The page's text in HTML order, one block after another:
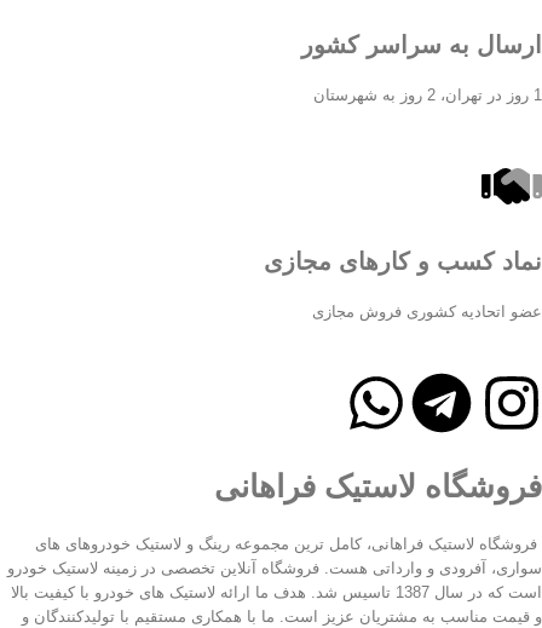
ارسال به سراسر کشور
1 روز در تهران، 2 روز به شهرستان
نماد کسب و کارهای مجازی
عضو اتحادیه کشوری فروش مجازی
فروشگاه لاستیک فراهانی
فروشگاه لاستیک فراهانی، کامل ترین مجموعه رینگ و لاستیک خودروهای های
سواری، آفرودی و وارداتی هست. فروشگاه آنلاین تخصصی در زمینه لاستیک خودرو
است که در سال 1387 تاسیس شد. هدف ما ارائه لاستیک های خودرو با کیفیت بالا
و قیمت مناسب به مشتریان عزیز است. ما با همکاری مستقیم با تولیدکنندگان و